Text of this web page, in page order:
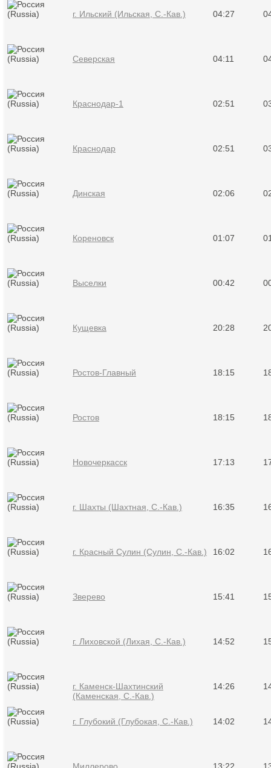
г. Ильский (Ильская, С.-Кав.) 04:27
Северская 04:11
Краснодар-1 02:51
Краснодар 02:51
Динская 02:06
Кореновск 01:07
Выселки 00:42
Кущевка 20:28
Ростов-Главный 18:15
Ростов 18:15
Новочеркасск 17:13
г. Шахты (Шахтная, С.-Кав.) 16:35
г. Красный Сулин (Сулин, С.-Кав.) 16:02
Зверево 15:41
г. Лиховской (Лихая, С.-Кав.) 14:52
г. Каменск-Шахтинский
(Каменская, С.-Кав.)
14:26
г. Глубокий (Глубокая, С.-Кав.) 14:02